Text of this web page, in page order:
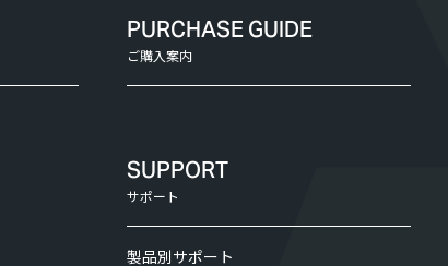
PURCHASE GUIDE
ご購入案内
SUPPORT
サポート
製品別サポート